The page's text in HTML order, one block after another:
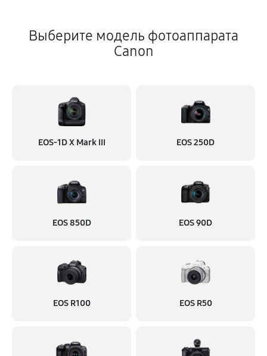
Выберите модель фотоаппарата
Canon
EOS‑1D X Mark III EOS 250D
EOS 850D EOS 90D
EOS R100 EOS R50